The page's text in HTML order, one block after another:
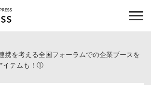
携を考える全国フォーラムでの企業ブースを
イテムも！①